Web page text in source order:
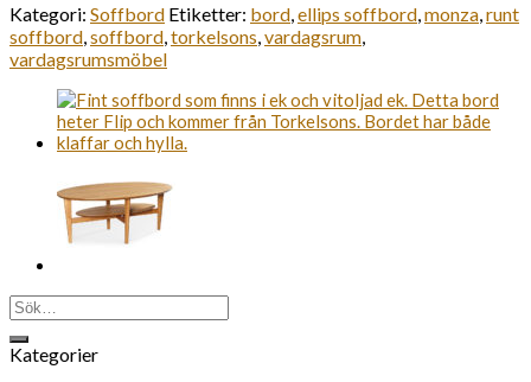
Kategori: Soffbord Etiketter: bord,ellips soffbord,monza,runt
soffbord,soffbord,torkelsons,vardagsrum,
vardagsrumsmöbel
Sök
efter:
Kategorier